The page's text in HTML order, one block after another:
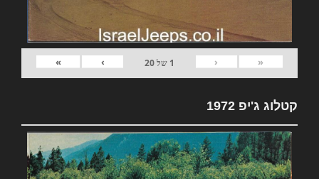
«
‹
1 של20
›
»
קטלוג ג'יפ 1972